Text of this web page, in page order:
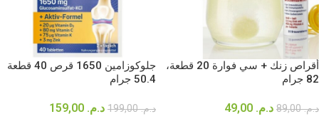
أقراص زنك + سي فوارة 20 قطعة،
82 جرام
د.م.89,00 د.م.
جلوكوزامين 1650 قرص 40 قطعة
50.4 جرام
د.م.199,00 د.م.